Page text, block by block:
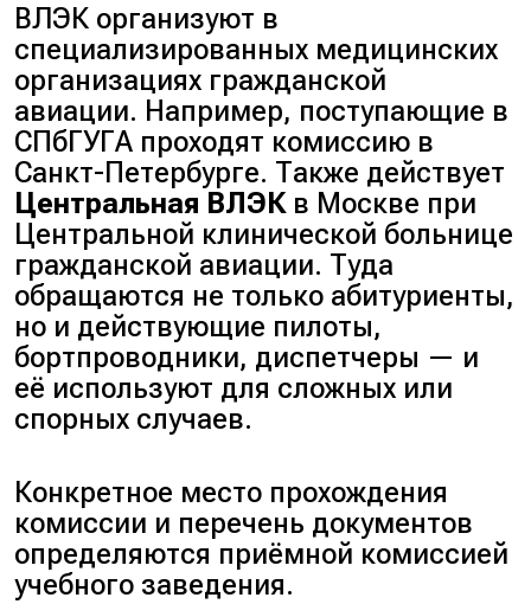
ВЛЭК организуют в
специализированных медицинских
организациях гражданской
авиации. Например, поступающие в
СПбГУГА проходят комиссию в
Санкт-Петербурге. Также действует
Центральная ВЛЭКв Москве при
Центральной клинической больнице
гражданской авиации. Туда
обращаются не только абитуриенты,
но и действующие пилоты,
бортпроводники, диспетчеры — и
её используют для сложных или
спорных случаев.
Конкретное место прохождения
комиссии и перечень документов
определяются приёмной комиссией
учебного заведения.